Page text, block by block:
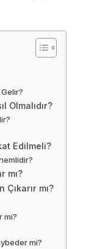
Gelir?
Olmalıdır?
Edilmeli?
mı?
mı?
mi?
mi?